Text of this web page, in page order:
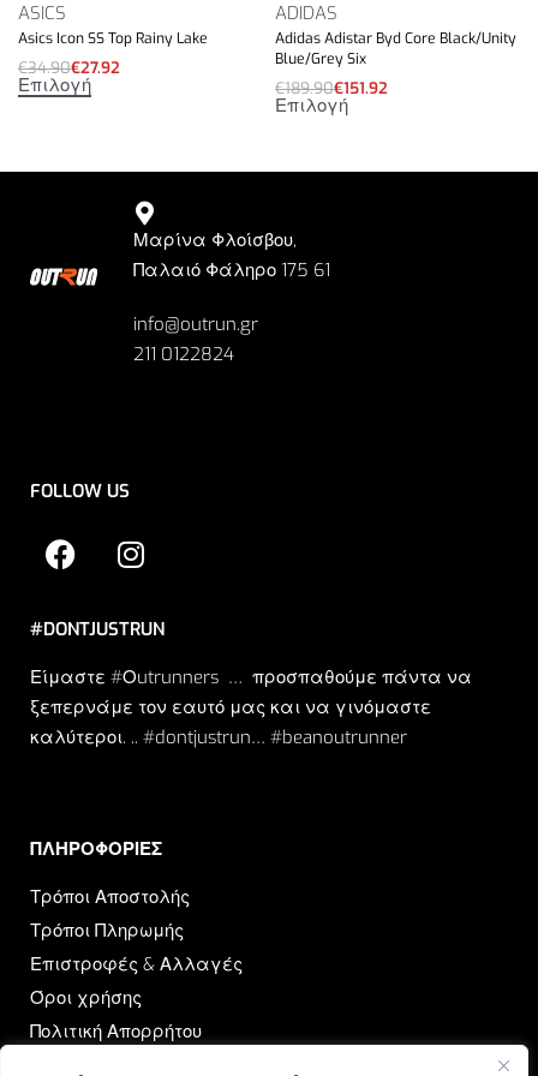
ASICS
Asics Icon SS Top Rainy Lake
€34.90€27.92
Επιλογή
ADIDAS
Adidas Adistar Byd Core Black/Unity
Blue/Grey Six
€189.90€151.92
Επιλογή
Μαρίνα Φλοίσβου,
Παλαιό Φάληρο 175 61
info@outrun.gr
211 0122824
FOLLOW US
#DONTJUSTRUN
Είμαστε #Οutrunners … προσπαθούμε πάντα να
ξεπερνάμε τον εαυτό μας και να γινόμαστε
καλύτεροι. .. #dontjustrun… #beanoutrunner
ΠΛΗΡΟΦΟΡΙΕΣ​
Τρόποι Αποστολής
Τρόποι Πληρωμής
Επιστροφές & Αλλαγές
Όροι χρήσης
Πολιτική Απορρήτου